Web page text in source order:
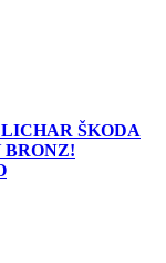
ŠKODA
BRONZ!